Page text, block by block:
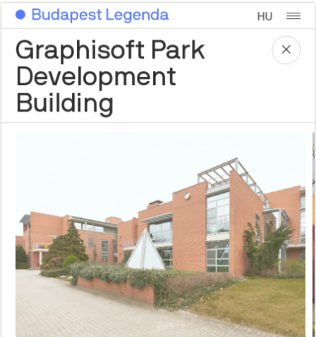
HU
Graphisoft Park
Development
Building